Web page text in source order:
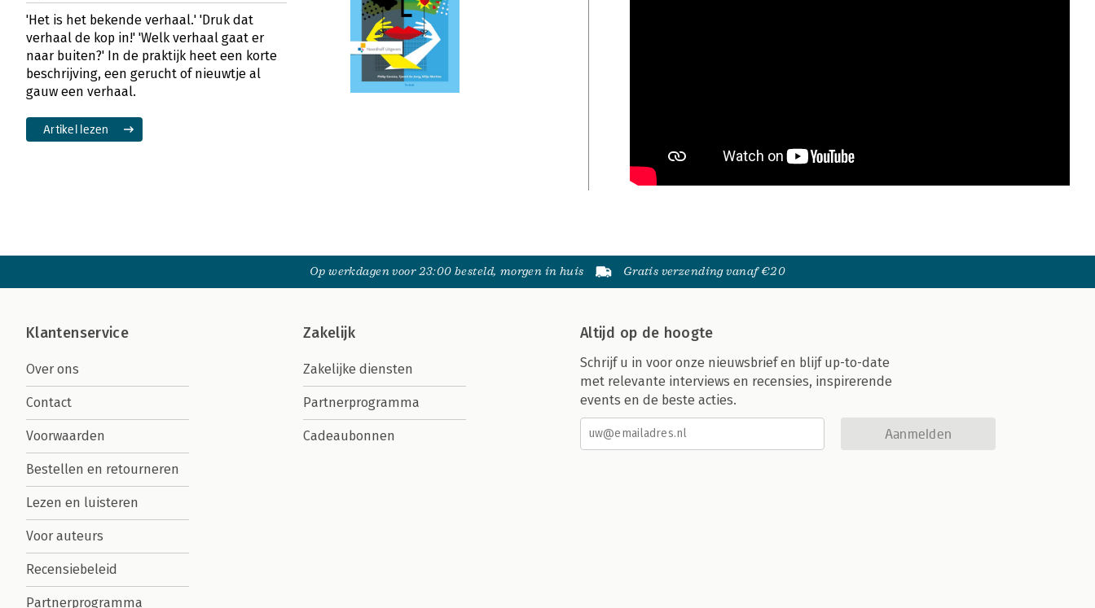
'Het is het bekende verhaal.' 'Druk dat
verhaal de kop in!' 'Welk verhaal gaat er
naar buiten?' In de praktijk heet een korte
beschrijving, een gerucht of nieuwtje al
gauw een verhaal.
Artikel lezen
Op werkdagen voor 23:00 besteld, morgen in huis Gratis verzending vanaf €20
Klantenservice
Over ons
Contact
Voorwaarden
Bestellen en retourneren
Lezen en luisteren
Voor auteurs
Recensiebeleid
Partnerprogramma
Zakelijk
Zakelijke diensten
Partnerprogramma
Cadeaubonnen
Altijd op de hoogte
Schrijf u in voor onze nieuwsbrief en blijf up-to-date
met relevante interviews en recensies, inspirerende
events en de beste acties.
Aanmelden